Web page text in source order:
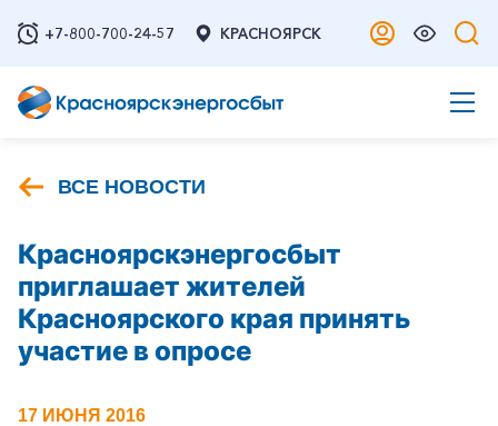
+7-800-700-24-57 КРАСНОЯРСК
ВСЕ НОВОСТИ
Красноярскэнергосбыт
приглашает жителей
Красноярского края принять
участие в опросе
17 ИЮНЯ 2016